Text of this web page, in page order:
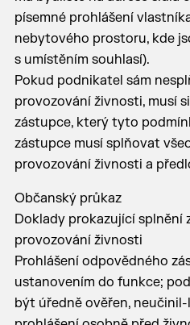
písemné prohlášení
nebytového prostoru, kde
s umístěním souhlasí).
Pokud podnikatel sám
provozování živnosti, musí
zástupce, který tyto
zástupce musí splňovat
provozování živnosti a
Občanský průkaz
Doklady prokazující splnění
provozování živnosti
Prohlášení odpovědného
ustanovením do funkce;
být úředně ověřen,